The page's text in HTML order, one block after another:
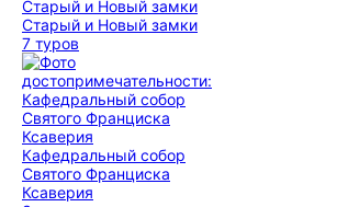
Старый и Новый замки
7 туров
Кафедральный собор
Святого Франциска
Ксаверия